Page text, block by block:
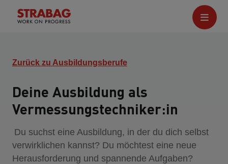
Zurück zu Ausbildungsberufe
Deine Ausbildung als
Vermessungstechniker:in
Du suchst eine Ausbildung, in der du dich selbst
verwirklichen kannst? Du möchtest eine neue
Herausforderung und spannende Aufgaben?